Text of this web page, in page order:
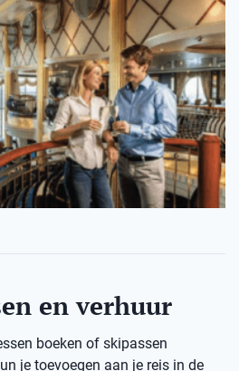
en verhuur
boeken of skipassen
je toevoegen aan je reis in de